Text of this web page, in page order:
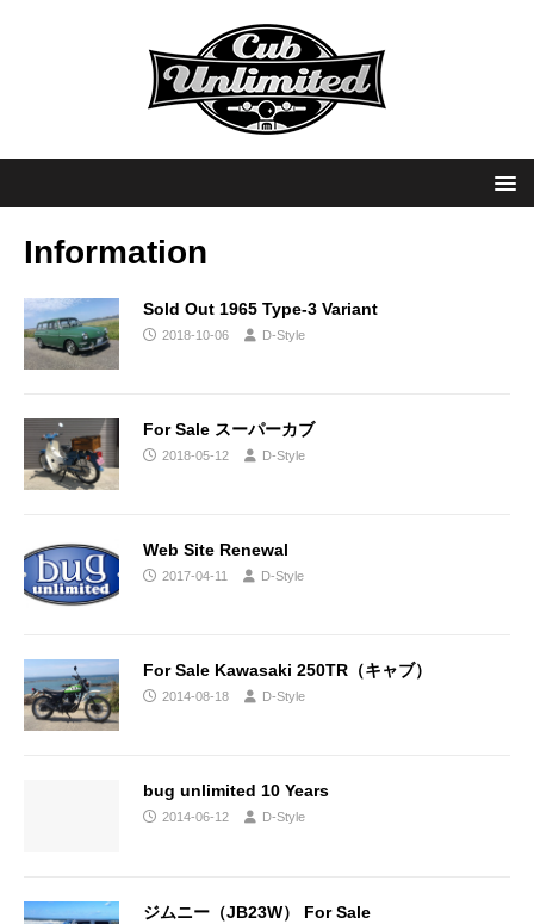
Information
Sold Out 1965 Type-3 Variant
2018-10-06 D-Style
For Sale スーパーカブ
2018-05-12 D-Style
Web Site Renewal
2017-04-11 D-Style
For Sale Kawasaki 250TR（キャブ）
2014-08-18 D-Style
bug unlimited 10 Years
2014-06-12 D-Style
ジムニー（JB23W） For Sale